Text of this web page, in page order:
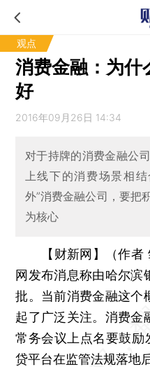
观点
消费金融：为什
好
2016年09月26日 14:34
对于持牌的消费金融公
上线下的消费场景相
外”消费金融公司，要把
为核心
【财新网】（作者
网发布消息称由哈尔滨
批。当前消费金融这个
起了广泛关注。消费金
常务会议上点名要鼓励
贷平台在监管法规落地